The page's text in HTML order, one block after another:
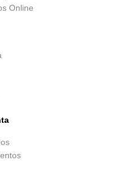
Online